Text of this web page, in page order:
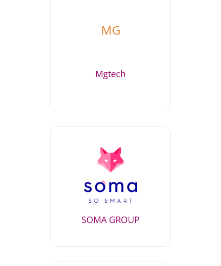
MG
Mgtech
SOMA GROUP